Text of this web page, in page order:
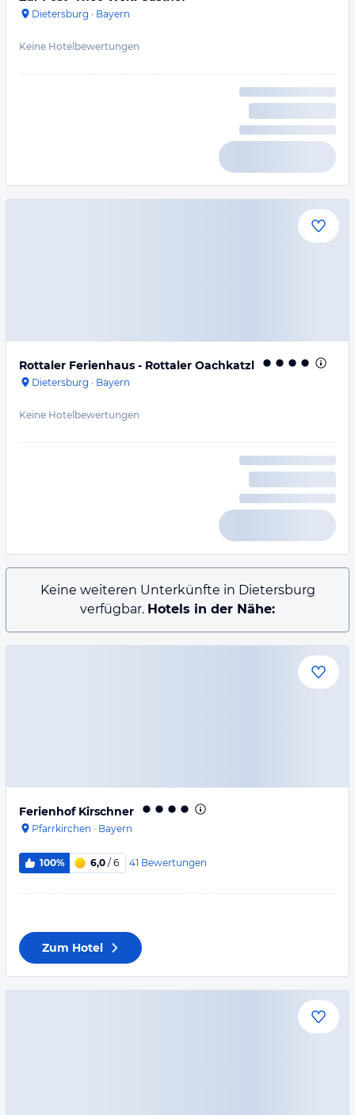
Dietersburg · Bayern
Keine Hotelbewertungen
Rottaler Ferienhaus - Rottaler Oachkatzl
Dietersburg · Bayern
Keine Hotelbewertungen
Keine weiteren Unterkünfte in Dietersburg
verfügbar. Hotels in der Nähe:
Ferienhof Kirschner
Pfarrkirchen · Bayern
100% 6,0 / 6 41 Bewertungen
Zum Hotel